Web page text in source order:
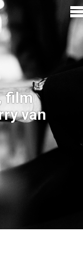
film
van